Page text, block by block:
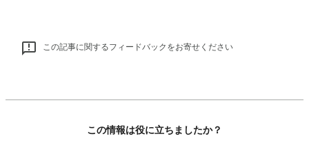
この記事に関するフィードバックをお寄せください
この情報は役に立ちましたか？